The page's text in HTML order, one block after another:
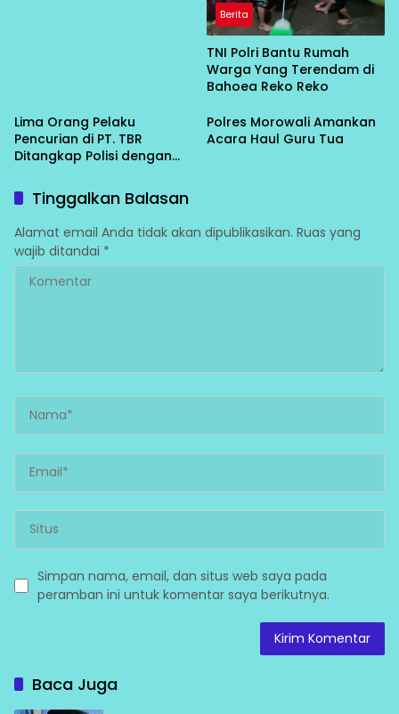
Berita
TNI Polri Bantu Rumah
Warga Yang Terendam di
Bahoea Reko Reko
Lima Orang Pelaku
Pencurian di PT. TBR
Ditangkap Polisi dengan
Polres Morowali Amankan
Acara Haul Guru Tua
Tinggalkan Balasan
Alamat email Anda tidak akan dipublikasikan. Ruas yang
wajib ditandai *
Simpan nama, email, dan situs web saya pada
peramban ini untuk komentar saya berikutnya.
Baca Juga